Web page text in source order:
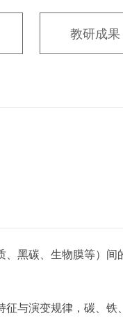
教研成果
黑碳、生物膜等）
与演变规律，碳、铁